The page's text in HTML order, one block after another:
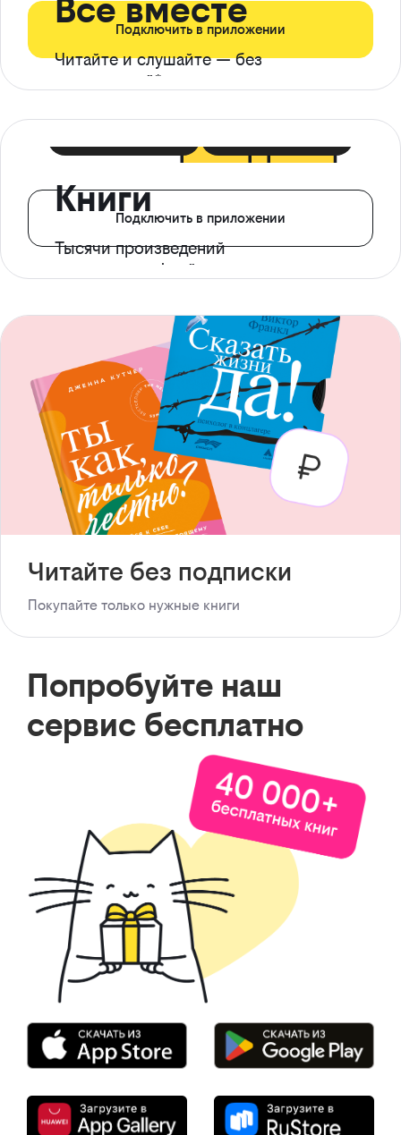
Все вместе
Читайте и слушайте — без
ограничений*
Подключить в приложении
Книги
Тысячи произведений
с доступом офлайн
Подключить в приложении
Читайте без подписки
Покупайте только нужные книги
Попробуйте наш
сервис бесплатно